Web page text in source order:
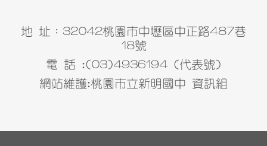
地 址：32042桃園市中壢區中正路487巷
18號
電 話 :(03)4936194 (代表號)
網站維護:桃園市立新明國中 資訊組